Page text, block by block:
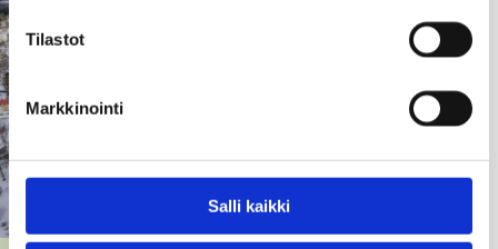
Tilastot
Markkinointi
Salli kaikki